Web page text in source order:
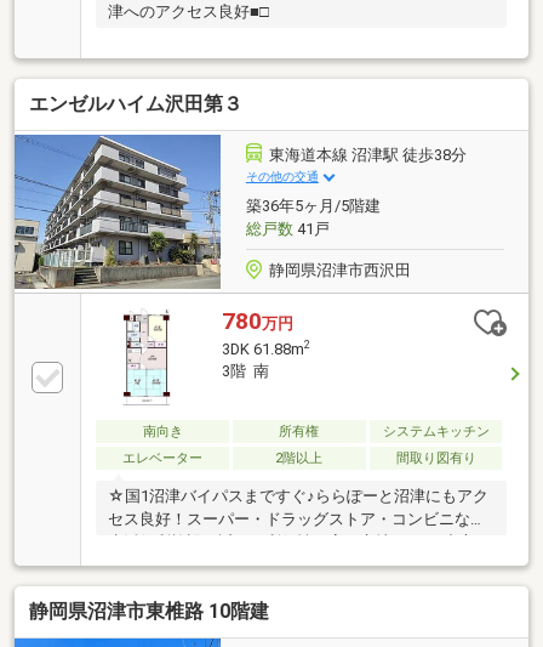
津へのアクセス良好■□
エンゼルハイム沢田第３
東海道本線 沼津駅 徒歩38分
その他の交通
築36年5ヶ月/5階建
総戸数41戸
静岡県沼津市西沢田
780万円
3DK 61.88m2
3階 南
南向き 所有権
システムキッチン
エレベーター
2階以上 間取り図有り
☆国1沼津バイパスまですぐ♪ららぽーと沼津にもアク
セス良好！スーパー・ドラッグストア・コンビニなど
生活し易い間取り。南向きの日当り良好なバルコニ
ー。
静岡県沼津市東椎路 10階建